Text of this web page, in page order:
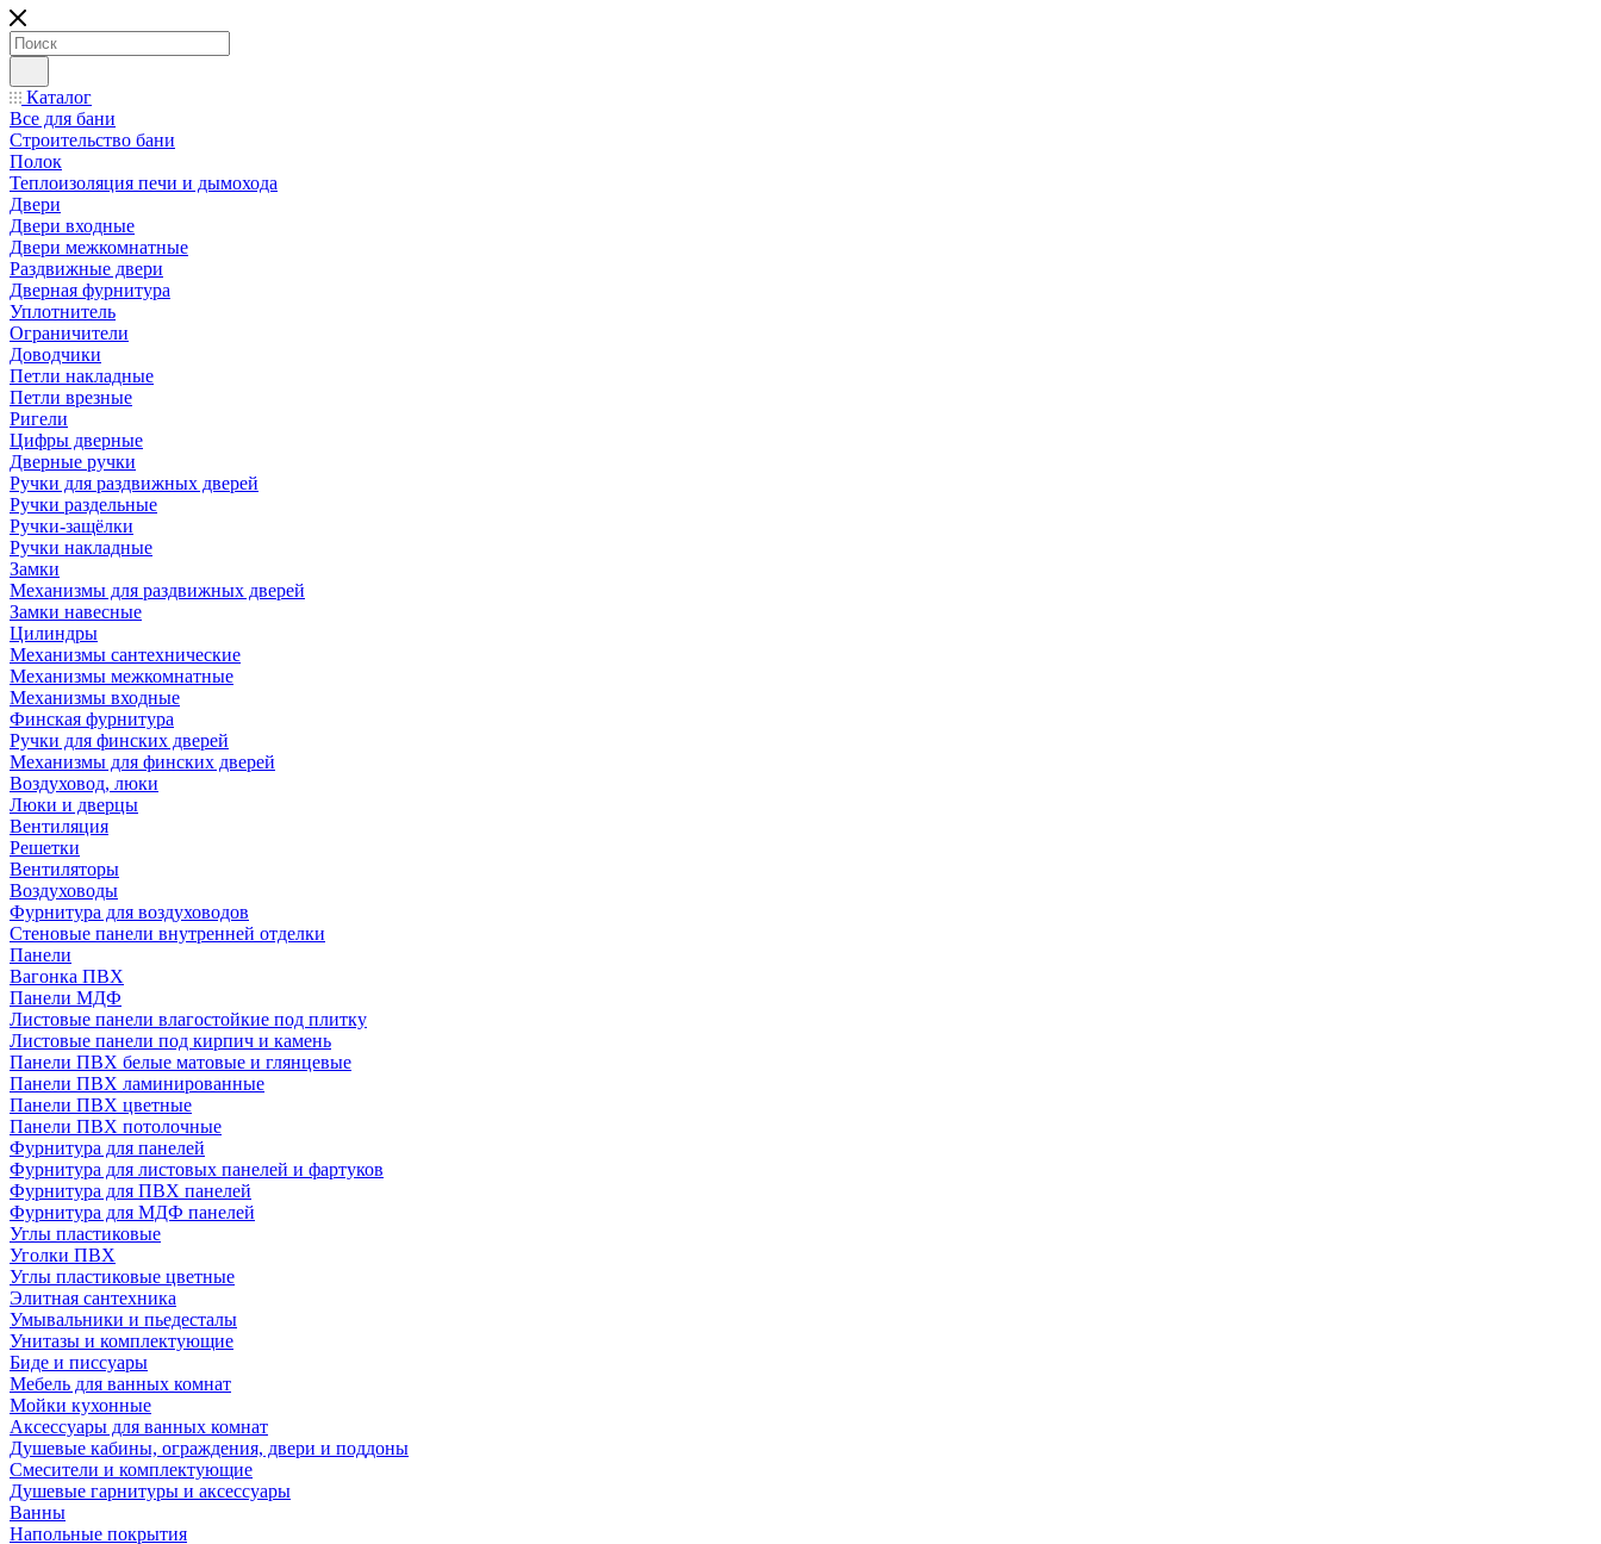
Каталог
Все для бани
Строительство бани
Полок
Теплоизоляция печи и дымохода
Двери
Двери входные
Двери межкомнатные
Раздвижные двери
Дверная фурнитура
Уплотнитель
Ограничители
Доводчики
Петли накладные
Петли врезные
Ригели
Цифры дверные
Дверные ручки
Ручки для раздвижных дверей
Ручки раздельные
Ручки-защёлки
Ручки накладные
Замки
Механизмы для раздвижных дверей
Замки навесные
Цилиндры
Механизмы сантехнические
Механизмы межкомнатные
Механизмы входные
Финская фурнитура
Ручки для финских дверей
Механизмы для финских дверей
Воздуховод, люки
Люки и дверцы
Вентиляция
Решетки
Вентиляторы
Воздуховоды
Фурнитура для воздуховодов
Стеновые панели внутренней отделки
Панели
Вагонка ПВХ
Панели МДФ
Листовые панели влагостойкие под плитку
Листовые панели под кирпич и камень
Панели ПВХ белые матовые и глянцевые
Панели ПВХ ламинированные
Панели ПВХ цветные
Панели ПВХ потолочные
Фурнитура для панелей
Фурнитура для листовых панелей и фартуков
Фурнитура для ПВХ панелей
Фурнитура для МДФ панелей
Углы пластиковые
Уголки ПВХ
Углы пластиковые цветные
Элитная сантехника
Умывальники и пьедесталы
Унитазы и комплектующие
Биде и писсуары
Мебель для ванных комнат
Мойки кухонные
Аксессуары для ванных комнат
Душевые кабины, ограждения, двери и поддоны
Смесители и комплектующие
Душевые гарнитуры и аксессуары
Ванны
Напольные покрытия